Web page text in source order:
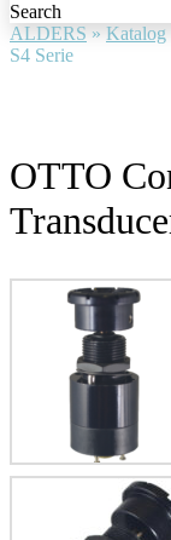
Search
ALDERS » Katalog
S4 Serie
OTTO